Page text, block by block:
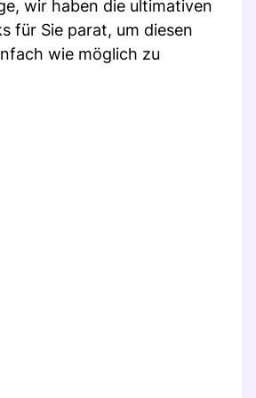
wir haben die ultimativen
für Sie parat, um diesen
wie möglich zu